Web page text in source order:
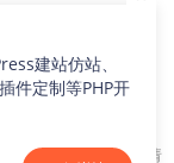
犯了您的合法权益，请
建站仿站、
件定制等PHP开